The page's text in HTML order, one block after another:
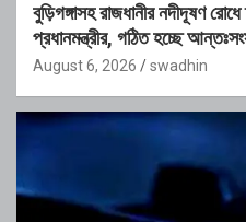
বুড়িগঙ্গাসহ রাজধানীর নদীদূষণ
প্রধানমন্ত্রীর, গঠিত হচ্ছে
August 6, 2026 swadhin